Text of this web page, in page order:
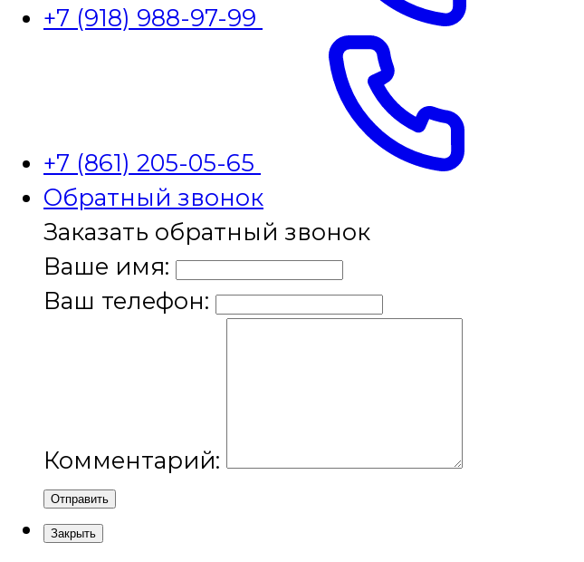
+7 (918) 988-97-99
+7 (861) 205-05-65
Обратный звонок
Заказать обратный звонок
Ваше имя:
Ваш телефон:
Комментарий:
Отправить
Закрыть